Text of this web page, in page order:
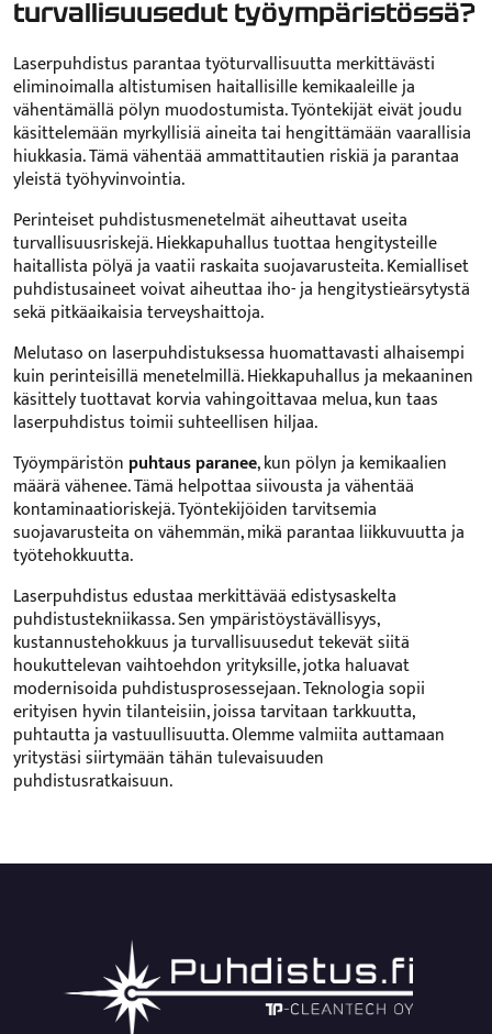
turvallisuusedut työympäristössä?
Laserpuhdistus parantaa työturvallisuutta merkittävästi
eliminoimalla altistumisen haitallisille kemikaaleille ja
vähentämällä pölyn muodostumista. Työntekijät eivät joudu
käsittelemään myrkyllisiä aineita tai hengittämään vaarallisia
hiukkasia. Tämä vähentää ammattitautien riskiä ja parantaa
yleistä työhyvinvointia.
Perinteiset puhdistusmenetelmät aiheuttavat useita
turvallisuusriskejä. Hiekkapuhallus tuottaa hengitysteille
haitallista pölyä ja vaatii raskaita suojavarusteita. Kemialliset
puhdistusaineet voivat aiheuttaa iho- ja hengitystieärsytystä
sekä pitkäaikaisia terveyshaittoja.
Melutaso on laserpuhdistuksessa huomattavasti alhaisempi
kuin perinteisillä menetelmillä. Hiekkapuhallus ja mekaaninen
käsittely tuottavat korvia vahingoittavaa melua, kun taas
laserpuhdistus toimii suhteellisen hiljaa.
Työympäristön puhtaus paranee, kun pölyn ja kemikaalien
määrä vähenee. Tämä helpottaa siivousta ja vähentää
kontaminaatioriskejä. Työntekijöiden tarvitsemia
suojavarusteita on vähemmän, mikä parantaa liikkuvuutta ja
työtehokkuutta.
Laserpuhdistus edustaa merkittävää edistysaskelta
puhdistustekniikassa. Sen ympäristöystävällisyys,
kustannustehokkuus ja turvallisuusedut tekevät siitä
houkuttelevan vaihtoehdon yrityksille, jotka haluavat
modernisoida puhdistusprosessejaan. Teknologia sopii
erityisen hyvin tilanteisiin, joissa tarvitaan tarkkuutta,
puhtautta ja vastuullisuutta. Olemme valmiita auttamaan
yritystäsi siirtymään tähän tulevaisuuden
puhdistusratkaisuun.